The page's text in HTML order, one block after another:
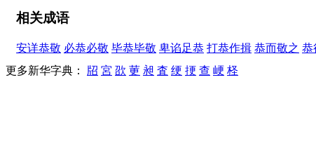
相关成语
安详恭敬 必恭必敬 毕恭毕敬 卑谄足恭 打恭作揖 恭而敬之 恭
更多新华字典： 牊 宮 欩 莄 昶 査 绠 挭 查 峺 柽